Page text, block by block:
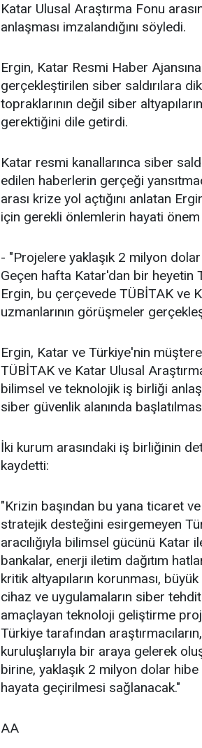
Katar Ulusal Araştırma Fonu
anlaşması imzalandığını söyledi.
Ergin, Katar Resmi Haber
gerçekleştirilen siber saldırılara
topraklarının değil siber
gerektiğini dile getirdi.
Katar resmi kanallarınca siber
edilen haberlerin gerçeği
arası krize yol açtığını anlatan
için gerekli önlemlerin hayati önem
- "Projelere yaklaşık 2 milyon
Geçen hafta Katar'dan bir heyetin
Ergin, bu çerçevede TÜBİTAK ve
uzmanlarının görüşmeler
Ergin, Katar ve Türkiye'nin
TÜBİTAK ve Katar Ulusal
bilimsel ve teknolojik iş birliği
siber güvenlik alanında
İki kurum arasındaki iş birliğinin
kaydetti:
"Krizin başından bu yana ticaret
stratejik desteğini esirgemeyen
aracılığıyla bilimsel gücünü
bankalar, enerji iletim dağıtım
kritik altyapıların korunması,
cihaz ve uygulamaların siber
amaçlayan teknoloji geliştirme
Türkiye tarafından
kuruluşlarıyla bir araya gelerek
birine, yaklaşık 2 milyon dolar
hayata geçirilmesi sağlanacak."
AA